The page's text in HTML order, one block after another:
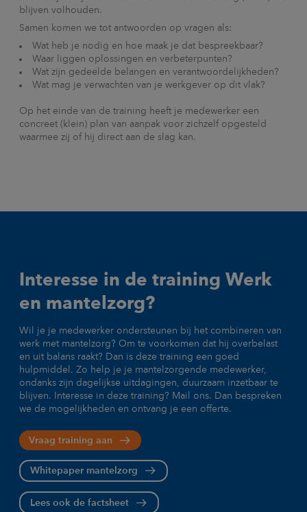
blijven volhouden.
Samen komen we tot antwoorden op vragen als:
Wat heb je nodig en hoe maak je dat bespreekbaar?
Waar liggen oplossingen en verbeterpunten?
Wat zijn gedeelde belangen en verantwoordelijkheden?
Wat mag je verwachten van je werkgever op dit vlak?
Op het einde van de training heeft je medewerker een
concreet (klein) plan van aanpak voor zichzelf opgesteld
waarmee zij of hij direct aan de slag kan.
Interesse in de training Werk
en mantelzorg?
Wil je je medewerker ondersteunen bij het combineren van
werk met mantelzorg? Om te voorkomen dat hij overbelast
en uit balans raakt? Dan is deze training een goed
hulpmiddel. Zo help je je mantelzorgende medewerker,
ondanks zijn dagelijkse uitdagingen, duurzaam inzetbaar te
blijven. Interesse in deze training? Mail ons. Dan bespreken
we de mogelijkheden en ontvang je een offerte.
Vraag training aan
Whitepaper mantelzorg
Lees ook de factsheet